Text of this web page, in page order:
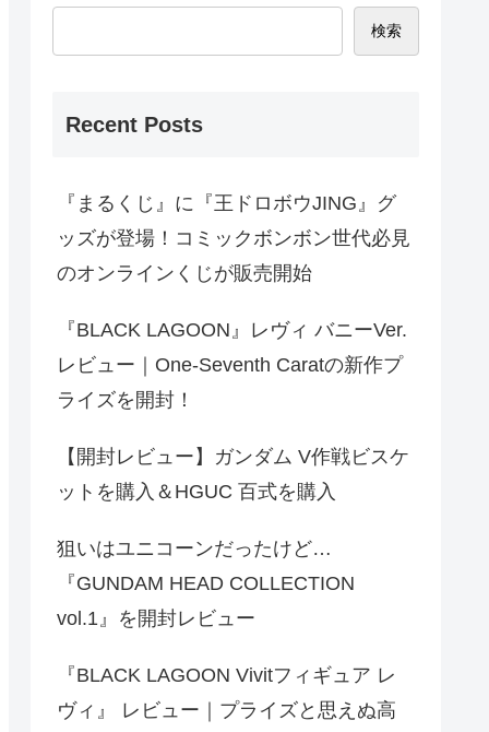
検索
Recent Posts
『まるくじ』に『王ドロボウJING』グ
ッズが登場！コミックボンボン世代必見
のオンラインくじが販売開始
『BLACK LAGOON』レヴィ バニーVer.
レビュー｜One-Seventh Caratの新作プ
ライズを開封！
【開封レビュー】ガンダム V作戦ビスケ
ットを購入＆HGUC 百式を購入
狙いはユニコーンだったけど…
『GUNDAM HEAD COLLECTION
vol.1』を開封レビュー
『BLACK LAGOON Vivitフィギュア レ
ヴィ』 レビュー｜プライズと思えぬ高